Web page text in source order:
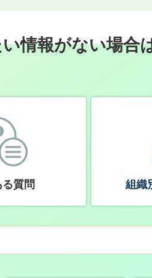
情報がない場合
質問 組織